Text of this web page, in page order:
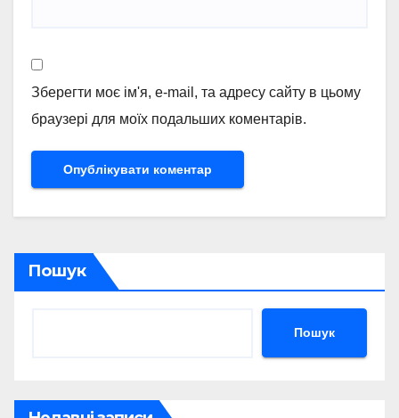
Зберегти моє ім'я, e-mail, та адресу сайту в цьому
браузері для моїх подальших коментарів.
Пошук
Пошук